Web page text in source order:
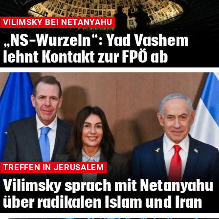
VILIMSKY BEI NETANYAHU
„NS-Wurzeln“: Yad Vashem
lehnt Kontakt zur FPÖ ab
TREFFEN IN JERUSALEM
Vilimsky sprach mit Netanyahu
über radikalen Islam und Iran